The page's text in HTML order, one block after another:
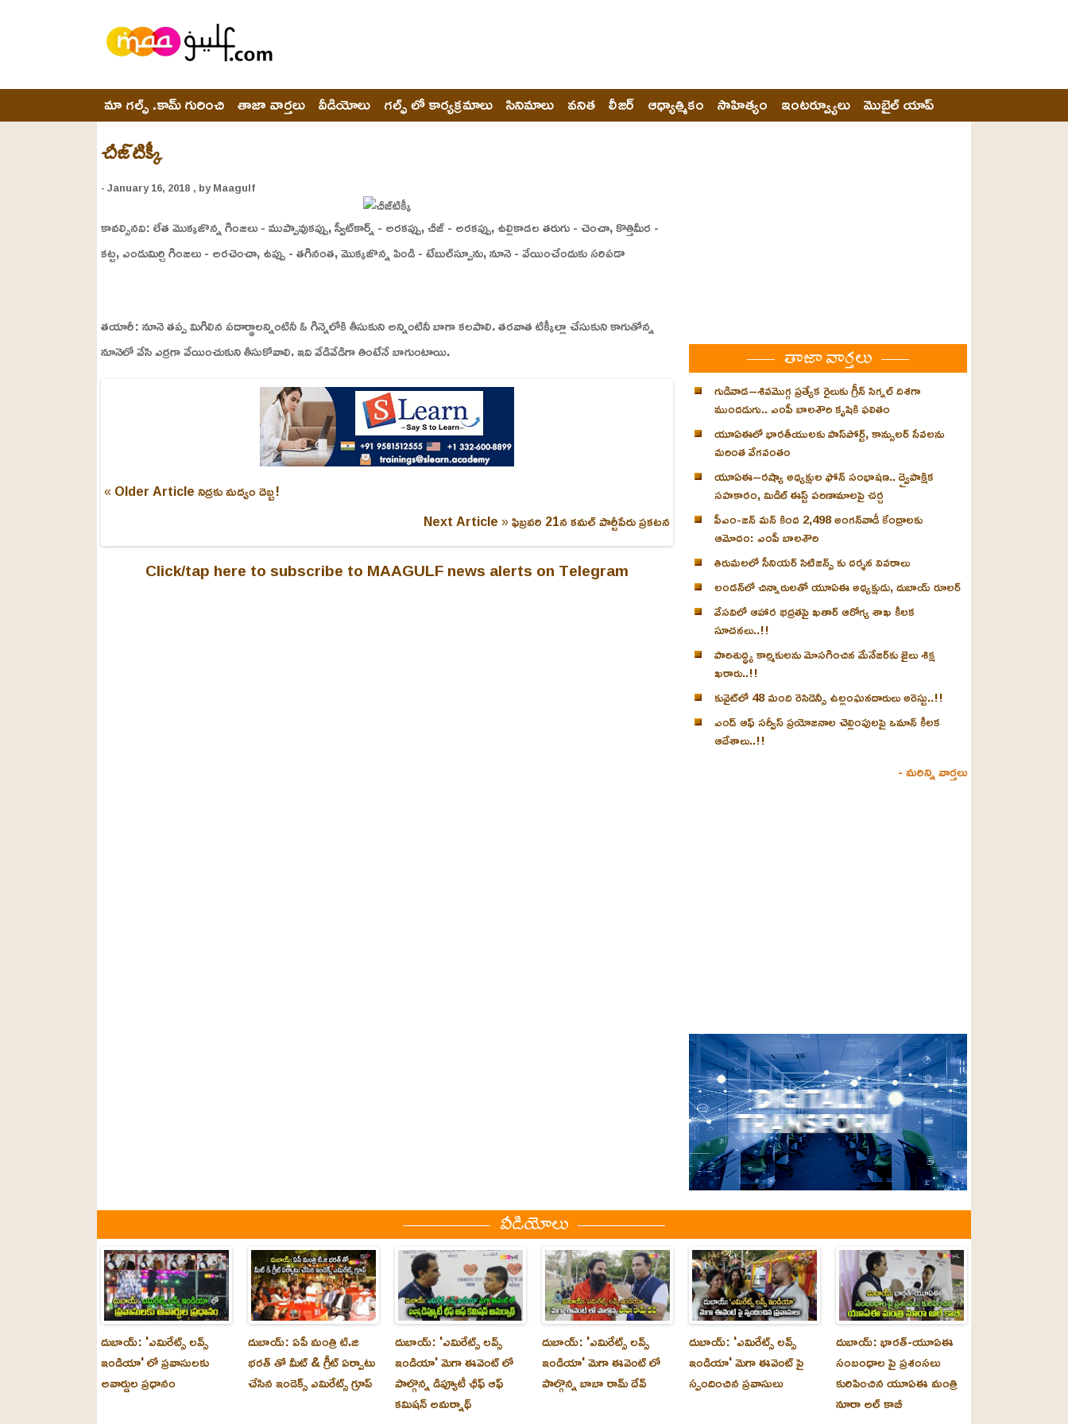
మా గల్ఫ్ .కామ్ గురించి తాజా వార్తలు వీడియోలు గల్ఫ్ లో కార్యక్రమాలు సినిమాలు వనిత లీజర్ ఆధ్యాత్మికం సాహిత్యం ఇంటర్వ్యూలు మొబైల్ యాప్
చీజ్‌టిక్కీ
- January 16, 2018 , by Maagulf
కావల్సినవి: లేత మొక్కజొన్న గింజలు - ముప్పావుకప్పు, స్వీట్‌కార్న్‌ - అరకప్పు, చీజ్‌ - అరకప్పు, ఉల్లికాడల తరుగు - చెంచా, కొత్తిమీర -
కట్ట, ఎండుమిర్చి గింజలు - అరచెంచా, ఉప్పు - తగినంత, మొక్కజొన్న పిండి - టేబుల్‌స్పూను, నూనె - వేయించేందుకు సరిపడా
n
u
t
a
d
d
:
తయారీ: నూనె తప్ప మిగిలిన పదార్థాలన్నింటినీ ఓ గిన్నెలోకి తీసుకుని అన్నింటినీ బాగా కలపాలి. తరవాత టిక్కీల్లా చేసుకుని కాగుతోన్న
నూనెలో వేసి ఎర్రగా వేయించుకుని తీసుకోవాలి. ఇవి వేడివేడిగా తింటేనే బాగుంటాయి.
« Older Articleనిద్రకు మద్యం దెబ్బ!
Next Article »ఫిబ్రవరి 21న కమల్‌ పార్టీపేరు ప్రకటన
Click/tap here to subscribe to MAAGULF news alerts on Telegram
తాజా వార్తలు
గుడివాడ–శివమొగ్గ ప్రత్యేక రైలుకు గ్రీన్ సిగ్నల్ దిశగా
ముందడుగు.. ఎంపీ బాలశౌరి కృషికి ఫలితం
యూఏఈలో భారతీయులకు పాస్‌పోర్ట్, కాన్సులర్ సేవలను
మరింత వేగవంతం
యూఏఈ–రష్యా అధ్యక్షుల ఫోన్ సంభాషణ.. ద్వైపాక్షిక
సహకారం, మిడిల్ ఈస్ట్ పరిణామాలపై చర్చ
పీఎం-జన్ మన్ కింద 2,498 అంగన్‌వాడీ కేంద్రాలకు
ఆమోదం: ఎంపీ బాలశౌరి
తిరుమలలో సీనియర్ సిటిజన్స్ కు దర్శన వివరాలు
లండన్‌లో చిన్నారులతో యూఏఈ అధ్యక్షుడు, దుబాయ్ రూలర్
వేసవిలో ఆహార భద్రతపై ఖతార్ ఆరోగ్య శాఖ కీలక
సూచనలు..!!
పారిశుద్ధ్య కార్మికులను మోసగించిన మేనేజర్‌కు జైలు శిక్ష
ఖరారు..!!
కువైట్‌లో 48 మంది రెసిడెన్సీ ఉల్లంఘనదారులు అరెస్టు..!!
ఎండ్ ఆఫ్ సర్వీస్ ప్రయోజనాల చెల్లింపులపై ఒమాన్ కీలక
ఆదేశాలు..!!
- మరిన్ని వార్తలు
వీడియోలు
దుబాయ్: 'ఎమిరేట్స్ లవ్స్
ఇండియా' లో ప్రవాసులకు
అవార్డుల ప్రధానం
దుబాయ్: ఏపీ మంత్రి టి.జి
భరత్ తో మీట్ & గ్రీట్ ఏర్పాటు
చేసిన ఇండెక్స్ ఎమిరేట్స్ గ్రూప్
దుబాయ్‌: 'ఎమిరేట్స్ లవ్స్
ఇండియా' మెగా ఈవెంట్ లో
పాల్గొన్న డిప్యూటీ ఛీఫ్ ఆఫ్
కమిషన్ అమర్నాథ్
దుబాయ్‌: 'ఎమిరేట్స్ లవ్స్
ఇండియా' మెగా ఈవెంట్ లో
పాల్గొన్న బాబా రామ్ దేవ్
దుబాయ్‌: 'ఎమిరేట్స్ లవ్స్
ఇండియా' మెగా ఈవెంట్ పై
స్పందించిన ప్రవాసులు
దుబాయ్‌: భారత్-యూఏఈ
సంబంధాల పై ప్రశంసలు
కురిపించిన యూఏఈ మంత్రి
నూరా అల్‌ కాబీ